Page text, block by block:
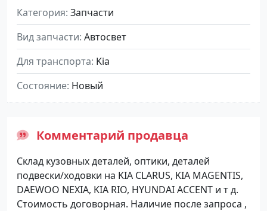
Категория Запчасти
Вид запчасти Автосвет
Для транспорта Kia
Состояние Новый
Комментарий продавца
Склад кузовных деталей, оптики, деталей
подвески/ходовки на KIA CLARUS, KIA MAGENTIS,
DAEWOO NEXIA, KIA RIO, HYUNDAI ACCENT и т д.
Стоимость договорная. Наличие после запроса ,